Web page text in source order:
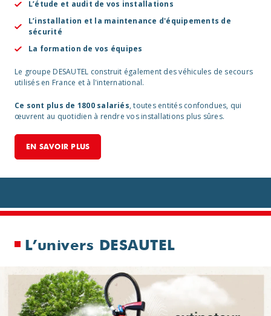
L’étude et audit de vos installations
L’installation et la maintenance d'équipements de
sécurité
La formation de vos équipes
Le groupe DESAUTEL construit également des véhicules de secours
utilisés en France et à l'international.
Ce sont plus de 1800 salariés, toutes entités confondues, qui
œuvrent au quotidien à rendre vos installations plus sûres.
EN SAVOIR PLUS
L’univers DESAUTEL